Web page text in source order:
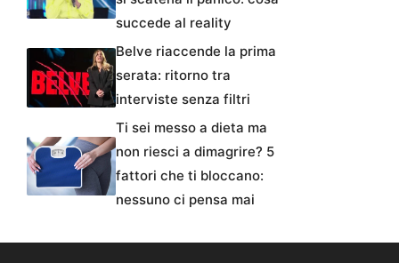
succede al reality
Belve riaccende la prima
serata: ritorno tra
interviste senza filtri
Ti sei messo a dieta ma
non riesci a dimagrire? 5
fattori che ti bloccano:
nessuno ci pensa mai